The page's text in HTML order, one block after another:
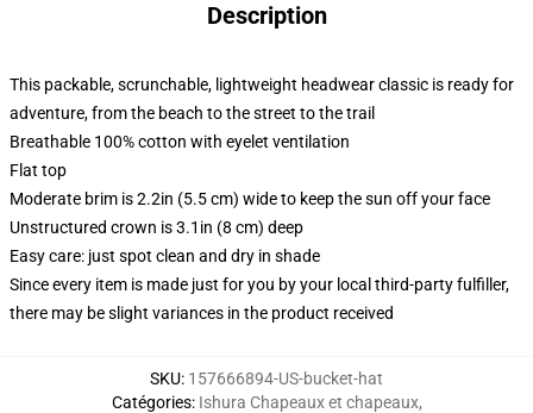
Description
This packable, scrunchable, lightweight headwear classic is ready for
adventure, from the beach to the street to the trail
Breathable 100% cotton with eyelet ventilation
Flat top
Moderate brim is 2.2in (5.5 cm) wide to keep the sun off your face
Unstructured crown is 3.1in (8 cm) deep
Easy care: just spot clean and dry in shade
Since every item is made just for you by your local third-party fulfiller,
there may be slight variances in the product received
SKU: 157666894-US-bucket-hat
Catégories: Ishura Chapeaux et chapeaux,